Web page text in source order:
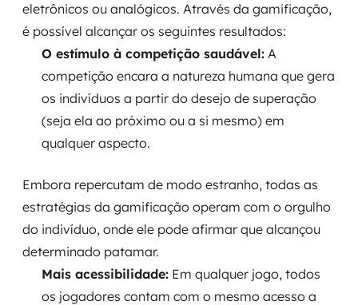
Escalar com segurança
Pentest
DevSecOps
MSS
Simulação de Phishing
Segurança de aplicações e Cloud
eletrônicos ou analógicos. Através da gamificação,
é possível alcançar os seguintes resultados:
O estímulo à competição saudável: A
competição encara a natureza humana que gera
os indivíduos a partir do desejo de superação
(seja ela ao próximo ou a si mesmo) em
qualquer aspecto.
Embora repercutam de modo estranho, todas as
estratégias da gamificação operam com o orgulho
do indivíduo, onde ele pode afirmar que alcançou
determinado patamar.
Mais acessibilidade: Em qualquer jogo, todos
os jogadores contam com o mesmo acesso a